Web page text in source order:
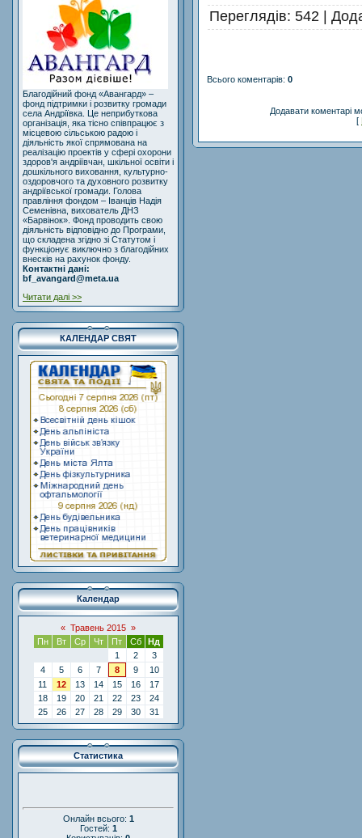
Благодійний фонд «Авангард» –
фонд підтримки і розвитку громади
села Андріївка. Це неприбуткова
організація, яка тісно співпрацює з
місцевою сільською радою і
діяльність якої спрямована на
реалізацію проектів у сфері охорони
здоров'я андріївчан, шкільної освіти і
дошкільного виховання, культурно-
оздоровчого та духовного розвитку
андріївської громади. Голова
правління фондом – Іванців Надія
Семенівна, вихователь ДНЗ
«Барвінок». Фонд проводить свою
діяльність відповідно до Програми,
що складена згідно зі Статутом і
функціонує виключно з благодійних
внесків на рахунок фонду.
Контактні дані:
bf_avangard@meta.ua
Читати далі >>
КАЛЕНДАР СВЯТ
Календар
« Травень 2015 »
Пн
Вт Ср Чт Пт Сб
Нд
1
2
3
4
5 6 7 8 9
10
11
12 13 14 15 16
17
18
19 20 21 22 23
24
25
26 27 28 29 30 31
Статистика
Онлайн всього: 1
Гостей: 1
Переглядів: 542 |
Всього коментарів: 0
Додавати коментарі
[